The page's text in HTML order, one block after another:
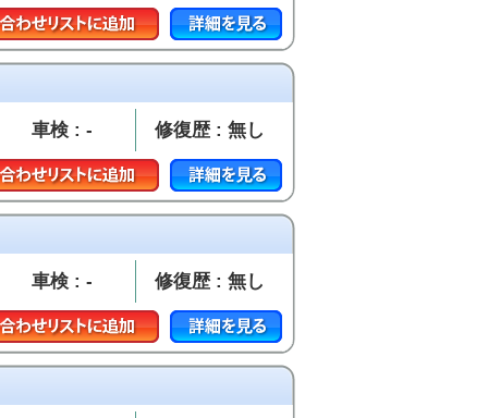
車検 : - 修復歴 : 無し
車検 : - 修復歴 : 無し